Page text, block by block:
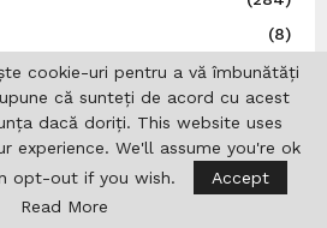
(8)
(1)
(19)
României la Marsilia
(10)
cookie-uri pentru a vă îmbunătăți
că sunteți de acord cu acest
dacă doriți. This website uses
experience. We'll assume you're ok
opt-out if you wish.
Accept
Read More